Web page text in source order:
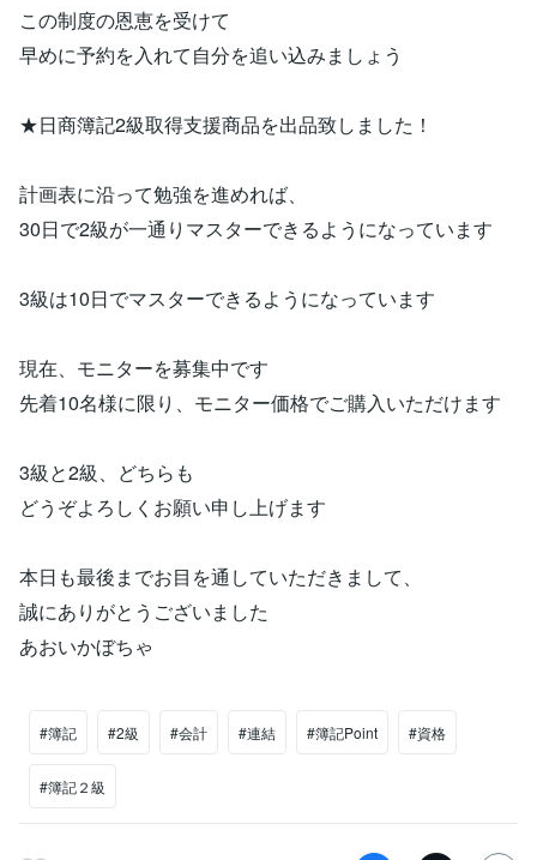
この制度の恩恵を受けて
早めに予約を入れて自分を追い込みましょう
★日商簿記2級取得支援商品を出品致しました！
計画表に沿って勉強を進めれば、
30日で2級が一通りマスターできるようになっています
3級は10日でマスターできるようになっています
現在、モニターを募集中です
先着10名様に限り、モニター価格でご購入いただけます
3級と2級、どちらも
どうぞよろしくお願い申し上げます
本日も最後までお目を通していただきまして、
誠にありがとうございました
あおいかぼちゃ
#簿記 #2級 #会計 #連結 #簿記Point #資格
#簿記２級